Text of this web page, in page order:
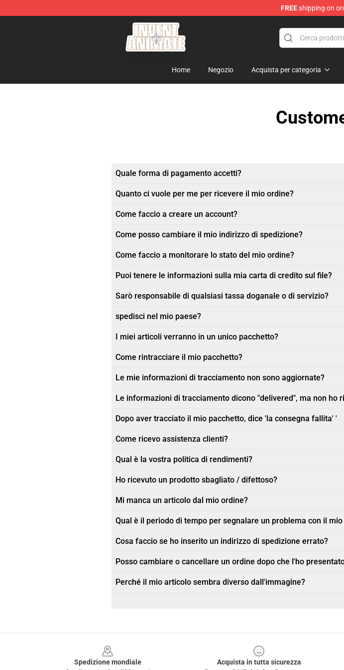
FREEshipping on
Invent Animate Shop - Official Invent Animate Merchandise Store
Home Negozio Acquista per categoria
Quale forma di pagamento accetti?
Quanto ci vuole per me per ricevere il mio ordine?
Come faccio a creare un account?
Come posso cambiare il mio indirizzo di spedizione?
Come faccio a monitorare lo stato del mio ordine?
Puoi tenere le informazioni sulla mia carta di credito sul file?
Sarò responsabile di qualsiasi tassa doganale o di servizio?
spedisci nel mio paese?
I miei articoli verranno in un unico pacchetto?
Come rintracciare il mio pacchetto?
Le mie informazioni di tracciamento non sono aggiornate?
Le informazioni di tracciamento dicono "delivered", ma non ho
Dopo aver tracciato il mio pacchetto, dice 'la consegna fallita' '
Come ricevo assistenza clienti?
Qual è la vostra politica di rendimenti?
Ho ricevuto un prodotto sbagliato / difettoso?
Mi manca un articolo dal mio ordine?
Qual è il periodo di tempo per segnalare un problema con il
Cosa faccio se ho inserito un indirizzo di spedizione errato?
Posso cambiare o cancellare un ordine dopo che l'ho
Perché il mio articolo sembra diverso dall'immagine?
Spedizione mondiale
Acquista in tutta sicurezza